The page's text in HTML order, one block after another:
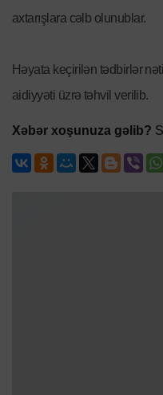
axtarışlara cəlb olunublar.
Həyata keçirilən tədbirlər
aidiyyəti üzrə təhvil verilib.
Xəbər xoşunuza gəlib?